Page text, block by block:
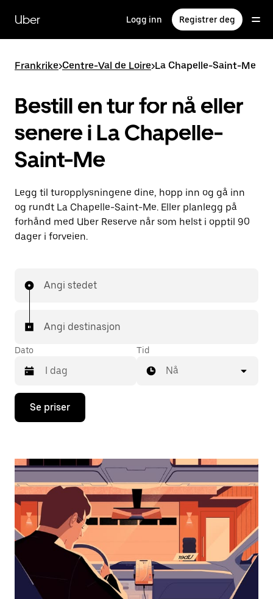
hovedinnholdet
Uber Logg inn Registrer deg
Frankrike>Centre-Val de Loire>La Chapelle-Saint-Me
Bestill en tur for nå eller
senere i La Chapelle-
Saint-Me
Legg til turopplysningene dine, hopp inn og gå inn
og rundt La Chapelle-Saint-Me. Eller planlegg på
forhånd med Uber Reserve når som helst i opptil 90
dager i forveien.
Angi stedet
Angi destinasjon
Dato
Trykk
piltast
åpne
og
velge
dato.
Trykk
på
Esc-
knappen
Tid
Nå
Se priser